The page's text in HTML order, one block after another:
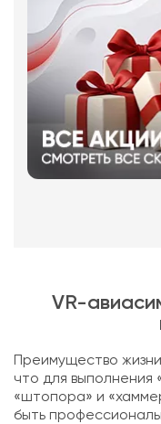
VR-
Преимущество
что для выполнения
«штопора» и
быть